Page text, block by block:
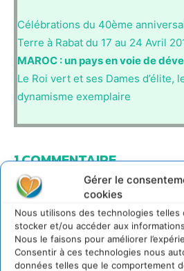
Gérer le
cookies
Nous utilisons des technologies telles
stocker et/ou accéder aux
Nous le faisons pour améliorer
Consentir à ces technologies nous
données telles que le comportement
Célébrations du 40ème
Terre à Rabat du 17 au 24 Avril
MAROC : un pays en voie de
Le Roi vert et ses Dames d’élite,
dynamisme exemplaire
1 COMMENTAIRE
Paulus
31 mars 2011 à 12h07
Un projet
Maroc
Alphabétisation,
scolaire, …